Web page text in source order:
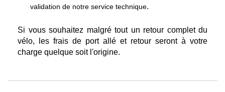
validation de notre service technique.
Si vous souhaitez malgré tout un retour complet du
vélo, les frais de port allé et retour seront à votre
charge quelque soit l'origine.